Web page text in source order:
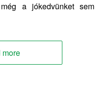
a jókedvünket sem
more